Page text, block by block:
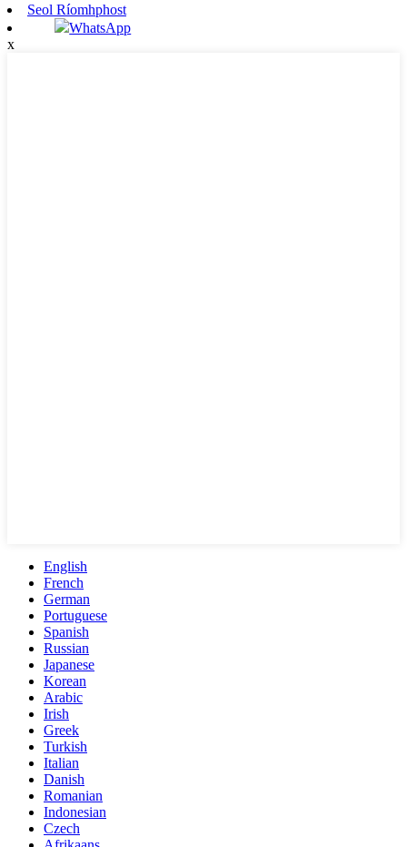
Seol Ríomhphost
WhatsApp
x
English
French
German
Portuguese
Spanish
Russian
Japanese
Korean
Arabic
Irish
Greek
Turkish
Italian
Danish
Romanian
Indonesian
Czech